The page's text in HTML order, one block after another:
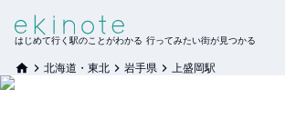
はじめて行く駅のことがわかる 行ってみたい街が見つかる
北海道・東北 岩手県 上盛岡駅